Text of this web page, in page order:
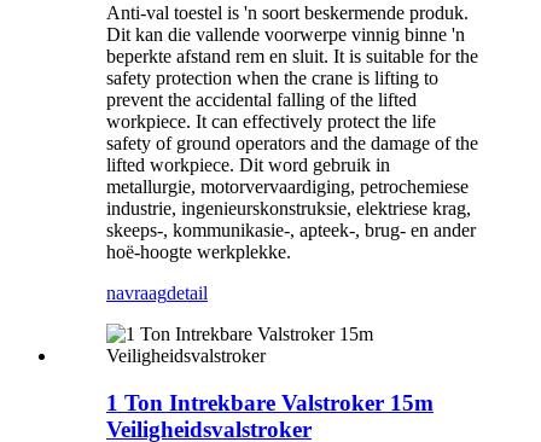
Anti-val toestel is 'n soort beskermende produk.
Dit kan die vallende voorwerpe vinnig binne 'n
beperkte afstand rem en sluit. It is suitable for the
safety protection when the crane is lifting to
prevent the accidental falling of the lifted
workpiece. It can effectively protect the life
safety of ground operators and the damage of the
lifted workpiece. Dit word gebruik in
metallurgie, motorvervaardiging, petrochemiese
industrie, ingenieurskonstruksie, elektriese krag,
skeeps-, kommunikasie-, apteek-, brug- en ander
hoë-hoogte werkplekke.
navraagdetail
1 Ton Intrekbare Valstroker 15m
Veiligheidsvalstroker